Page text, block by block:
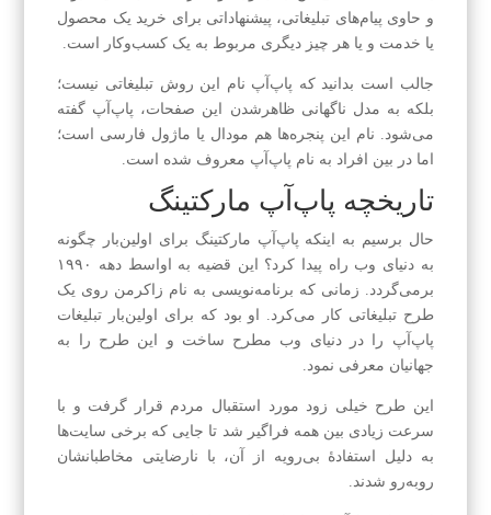
و حاوی پیام‌های تبلیغاتی، پیشنهاداتی برای خرید یک محصول
یا خدمت و یا هر چیز دیگری مربوط به یک کسب‌وکار است.
جالب است بدانید که پاپ‌آپ نام این روش تبلیغاتی نیست؛
بلکه به مدل ناگهانی ظاهرشدن این صفحات، پاپ‌آپ گفته
می‌شود. نام این پنجره‌ها هم مودال یا ماژول فارسی است؛
اما در بین افراد به نام پاپ‌آپ معروف شده است.
تاریخچه پاپ‌آپ مارکتینگ
حال برسیم به اینکه پاپ‌آپ مارکتینگ برای اولین‌بار چگونه
به دنیای وب راه پیدا کرد؟ این قضیه به اواسط دهه ۱۹۹۰
برمی‌گردد. زمانی که برنامه‌نویسی به نام زاکرمن روی یک
طرح تبلیغاتی کار می‌کرد. او بود که برای اولین‌بار تبلیغات
پاپ‌آپ را در دنیای وب مطرح ساخت و این طرح را به
جهانیان معرفی نمود.
این طرح خیلی زود مورد استقبال مردم قرار گرفت و با
سرعت زیادی بین همه فراگیر شد تا جایی که برخی سایت‌ها
به دلیل استفادهٔ بی‌رویه از آن، با نارضایتی مخاطبانشان
روبه‌رو شدند.